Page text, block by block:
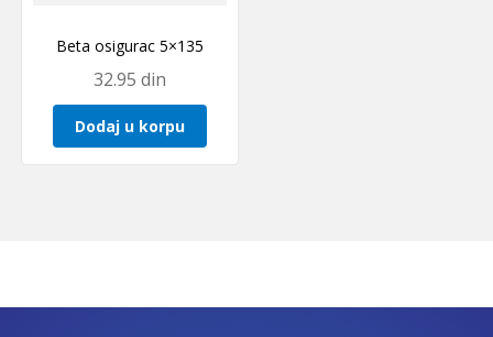
Beta osigurac 5×135
32.95 din
Dodaj u korpu